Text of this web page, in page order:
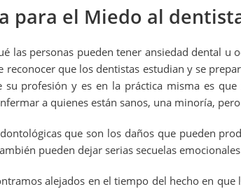
para el Miedo al
las personas pueden tener ansiedad dental
reconocer que los dentistas estudian y se
su profesión y es en la práctica misma es
a quienes están sanos, una minoría,
que son los daños que pueden
pueden dejar serias secuelas
alejados en el tiempo del hecho en